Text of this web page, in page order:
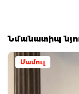
Նմանատիպ
Մամուլ